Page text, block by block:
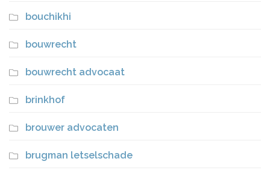
bouchikhi
bouwrecht
bouwrecht advocaat
brinkhof
brouwer advocaten
brugman letselschade